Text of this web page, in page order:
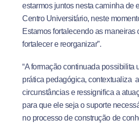
estarmos juntos nesta caminha de
Centro Universitário, neste
Estamos fortalecendo as maneiras
fortalecer e reorganizar”.
“A formação continuada possibilita
prática pedagógica, contextualiza
circunstâncias e ressignifica a
para que ele seja o suporte
no processo de construção de